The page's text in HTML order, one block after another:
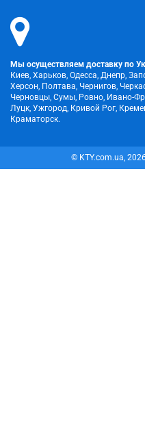
Мы осуществляем доставку по
Киев, Харьков, Одесса, Днепр,
Херсон, Полтава, Чернигов,
Черновцы, Сумы, Ровно, Ивано-
Луцк, Ужгород, Кривой Рог,
Краматорск.
© KTY.com.ua,